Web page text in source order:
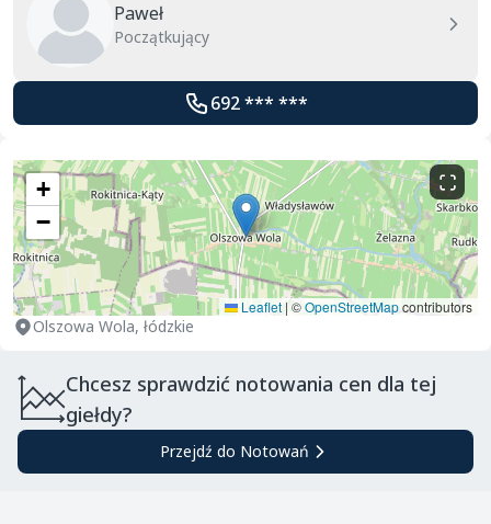
Paweł
Początkujący
692 *** ***
+
−
Leaflet | ©OpenStreetMapcontributors
Olszowa Wola, łódzkie
Chcesz sprawdzić notowania cen dla tej
giełdy?
Przejdź do Notowań